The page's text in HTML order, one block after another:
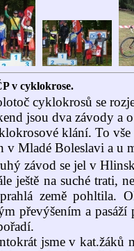
v cyklokrose.
cyklokrosů se
jsou dva závody a
klání. To
v Mladé Boleslavi a u
závod se jel v
ještě na suché trati,
země pohltila.
převýšením a
jsme v kat.žáků